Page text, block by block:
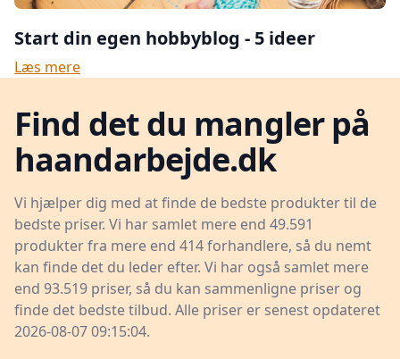
Start din egen hobbyblog - 5 ideer
Læs mere
Find det du mangler på
haandarbejde.dk
Vi hjælper dig med at finde de bedste produkter til de
bedste priser. Vi har samlet mere end 49.591
produkter fra mere end 414 forhandlere, så du nemt
kan finde det du leder efter. Vi har også samlet mere
end 93.519 priser, så du kan sammenligne priser og
finde det bedste tilbud. Alle priser er senest opdateret
2026-08-07 09:15:04.